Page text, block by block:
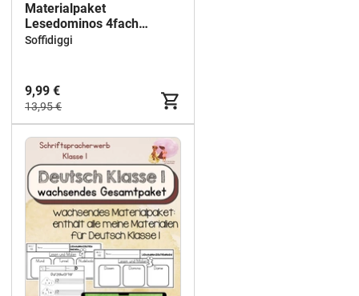
Materialpaket
Lesedominos 4fach
differenziert
Soffidiggi
9,99 €
13,95 €